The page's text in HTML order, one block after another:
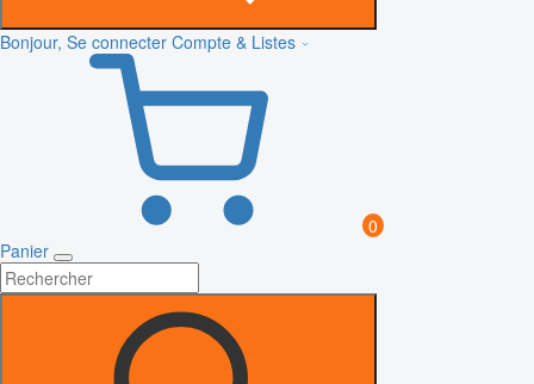
Bonjour, Se connecter Compte & Listes
0
Panier